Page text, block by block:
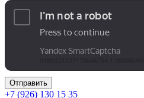
Отправить
+7 (926) 130 15 35